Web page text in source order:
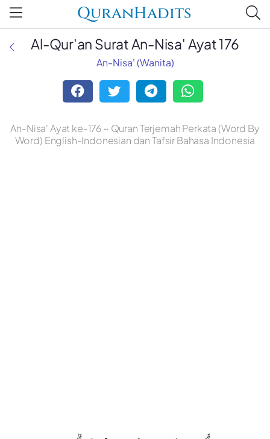
QuranHadits
Al-Qur'an Surat An-Nisa' Ayat 176
An-Nisa' (Wanita)
An-Nisa' Ayat ke-176 ~ Quran Terjemah Perkata (Word By
Word) English-Indonesian dan Tafsir Bahasa Indonesia